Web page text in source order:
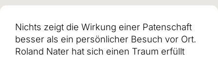
Patenschaft für Kinder in Not
Testament und Legat
Philanthropie
Unternehmenskooperationen
Einsatzgebiete
Wirkung und Erfolge
Mittelverwendung
Jahresbericht und Finanzen
Nichts zeigt die Wirkung einer Patenschaft
besser als ein persönlicher Besuch vor Ort.
Roland Nater hat sich einen Traum erfüllt